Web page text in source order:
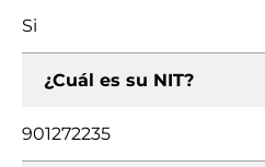
Si
¿Cuál es su NIT?
901272235